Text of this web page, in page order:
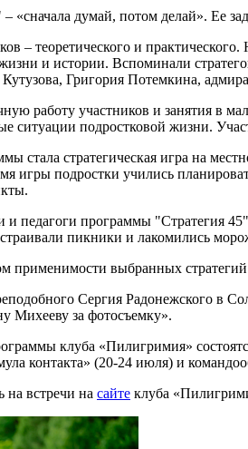
думай, потом делай». Ее
– теоретического и
и истории. Вспоминали
Григория Потемкина,
работу участников и занятия в
ситуации подростковой жизни.
стала стратегическая игра на
игры подростки учились
педагоги программы "Стратегия
пикники и лакомились
применимости выбранных
Сергия Радонежского в
Михееву за фотосъемку».
клуба «Пилигримия»
контакта» (20-24 июля) и
встречи на сайте клуба